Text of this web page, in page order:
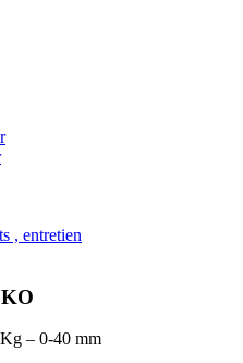
, entretien
– 0-40 mm